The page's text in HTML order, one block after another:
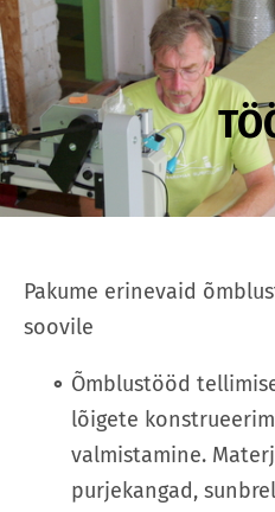
Pakume erinevaid
soovile
Õmblustööd
lõigete
valmistamine.
purjekangad,